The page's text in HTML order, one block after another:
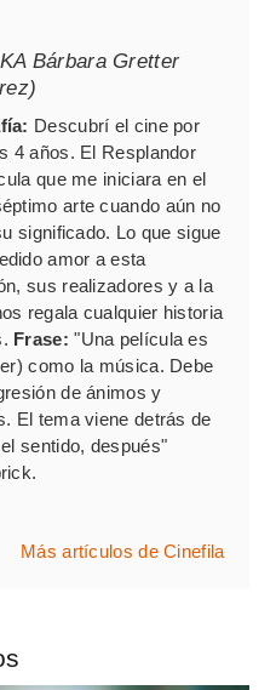
Bárbara Gretter
Descubrí el cine por
4 años. El Resplandor
que me iniciara en el
arte cuando aún no
significado. Lo que sigue
amor a esta
sus realizadores y a la
regala cualquier historia
Frase: "Una película es
como la música. Debe
de ánimos y
El tema viene detrás de
sentido, después"
Más artículos de Cinefila